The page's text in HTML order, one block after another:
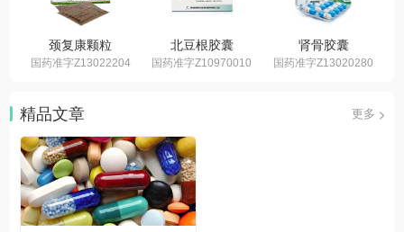
颈复康颗粒
国药准字Z13022204
北豆根胶囊
国药准字Z10970010
肾骨胶囊
国药准字Z13020280
精品文章 更多